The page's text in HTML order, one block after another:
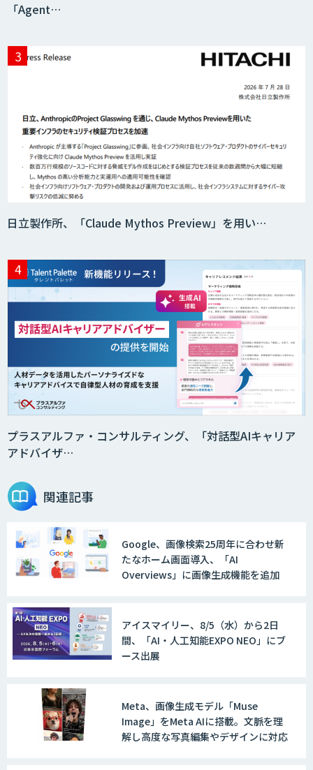
「Agent…
日立製作所、「Claude Mythos Preview」を用い…
プラスアルファ・コンサルティング、「対話型AIキャリア
アドバイザ…
関連記事
Google、画像検索25周年に合わせ新
たなホーム画面導入、「AI
Overviews」に画像生成機能を追加
アイスマイリー、8/5（水）から2日
間、「AI・人工知能EXPO NEO」にブ
ース出展
Meta、画像生成モデル「Muse
Image」をMeta AIに搭載。文脈を理
解し高度な写真編集やデザインに対応